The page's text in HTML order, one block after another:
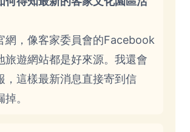
網，像客家委員會的Facebook
旅遊網站都是好來源。我還會
，這樣最新消息直接寄到信
。